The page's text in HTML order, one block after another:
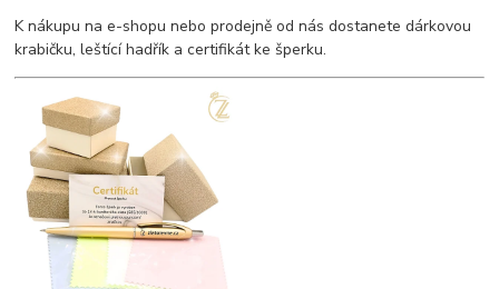
K nákupu na e-shopu nebo prodejně od nás dostanete dárkovou
krabičku, leštící hadřík a certifikát ke šperku.